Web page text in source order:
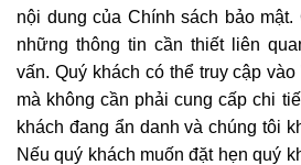
nội dung của Chính sách bảo
những thông tin cần thiết liên
vấn. Quý khách có thể truy cập
mà không cần phải cung cấp chi
khách đang ẩn danh và chúng tôi
Nếu quý khách muốn đặt hẹn quý